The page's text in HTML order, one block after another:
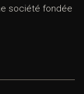
société fondée